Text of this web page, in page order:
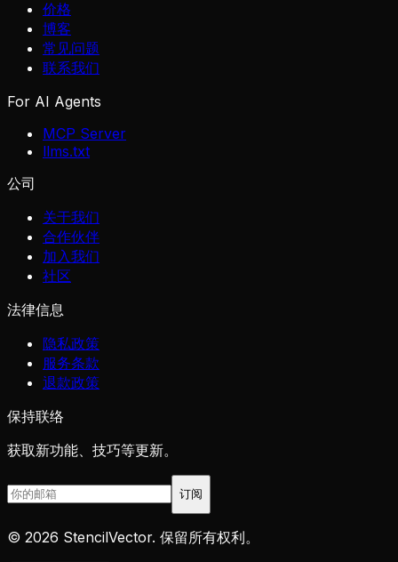
价格
博客
常见问题
联系我们
For AI Agents
MCP Server
llms.txt
公司
关于我们
合作伙伴
加入我们
社区
法律信息
隐私政策
服务条款
退款政策
保持联络
获取新功能、技巧等更新。
订阅
© 2026 StencilVector. 保留所有权利。